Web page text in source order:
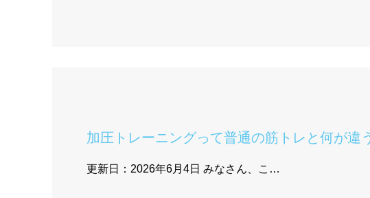
加圧トレーニングって普通の筋トレと何が違
更新日：2026年6月4日 みなさん、こ…